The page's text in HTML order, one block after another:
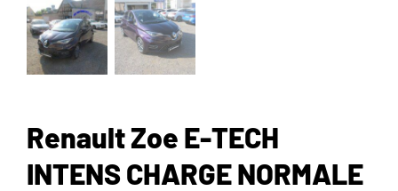
Renault Zoe E-TECH
INTENS CHARGE NORMALE